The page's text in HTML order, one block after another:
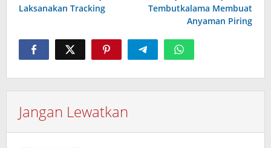
Laksanakan Tracking
Tembutkalama Membuat
Anyaman Piring
Jangan Lewatkan